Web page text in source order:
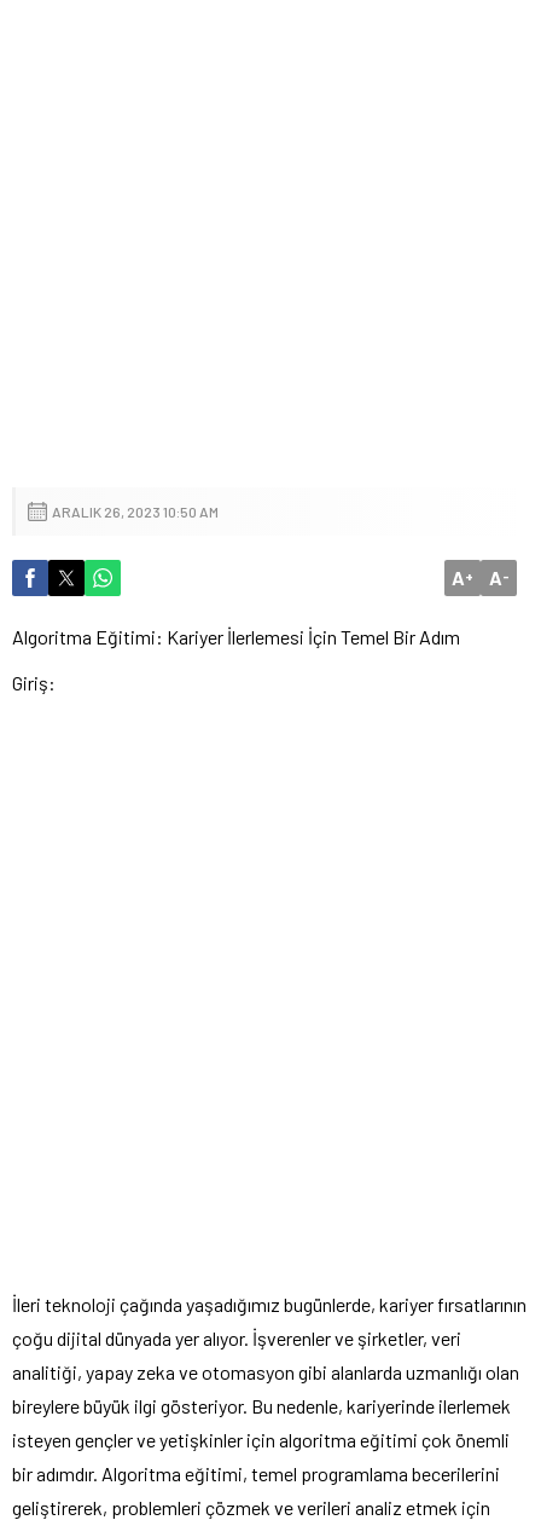
ARALIK 26, 2023 10:50 AM
A+ A-
Algoritma Eğitimi: Kariyer İlerlemesi İçin Temel Bir Adım
Giriş:
İleri teknoloji çağında yaşadığımız bugünlerde, kariyer fırsatlarının
çoğu dijital dünyada yer alıyor. İşverenler ve şirketler, veri
analitiği, yapay zeka ve otomasyon gibi alanlarda uzmanlığı olan
bireylere büyük ilgi gösteriyor. Bu nedenle, kariyerinde ilerlemek
isteyen gençler ve yetişkinler için algoritma eğitimi çok önemli
bir adımdır. Algoritma eğitimi, temel programlama becerilerini
geliştirerek, problemleri çözmek ve verileri analiz etmek için